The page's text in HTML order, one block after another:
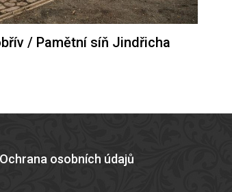
/ Pamětní síň Jindřicha
Ochrana osobních údajů